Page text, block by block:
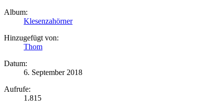
Album:
Klesenzahörner
Hinzugefügt von:
Thom
Datum:
6. September 2018
Aufrufe:
1.815